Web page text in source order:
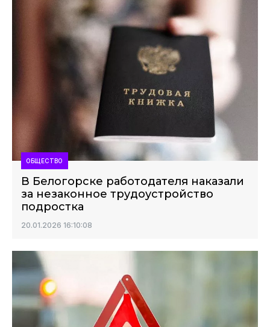
ОБЩЕСТВО
В Белогорске работодателя наказали
за незаконное трудоустройство
подростка
20.01.2026 16:10:08